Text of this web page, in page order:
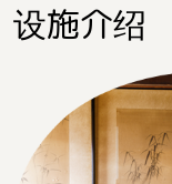
设施介绍